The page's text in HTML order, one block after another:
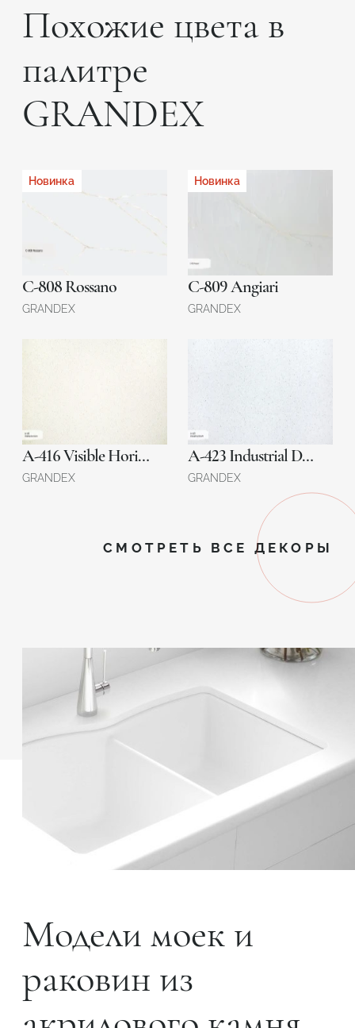
Похожие цвета в
палитре
GRANDEX
Новинка
C-808 Rossano
GRANDEX
Новинка
C-809 Angiari
GRANDEX
A-416 Visible Horizon
GRANDEX
A-423 Industrial Draft
GRANDEX
СМОТРЕТЬ ВСЕ ДЕКОРЫ
Модели моек и
раковин из